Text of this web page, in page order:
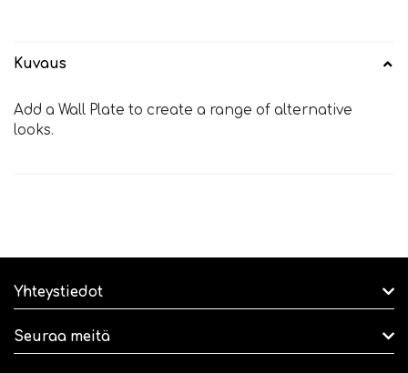
Kuvaus
Add a Wall Plate to create a range of alternative
looks.
Yhteystiedot
Seuraa meitä